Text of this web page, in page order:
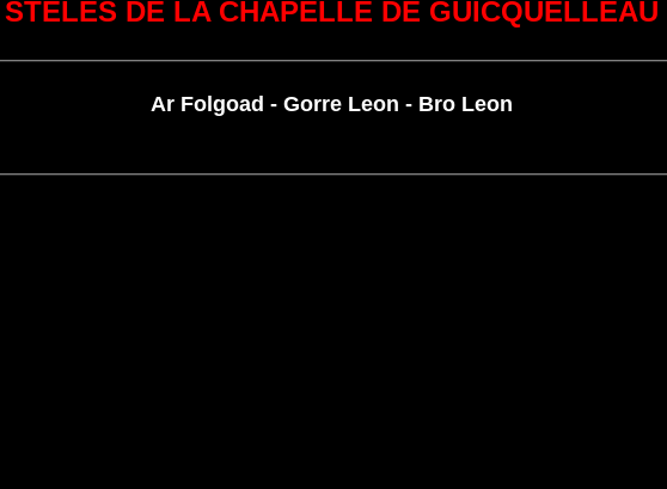
STELES DE LA CHAPELLE DE GUICQUELLEAU
Ar Folgoad - Gorre Leon - Bro Leon